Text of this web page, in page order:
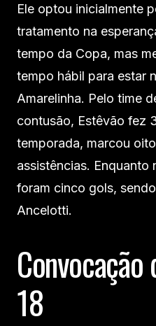
Ele optou inicialmente
tratamento na
tempo da Copa, mas
tempo hábil para estar
Amarelinha. Pelo time
contusão, Estêvão fez
temporada, marcou
assistências. Enquanto
foram cinco gols,
Ancelotti.
18